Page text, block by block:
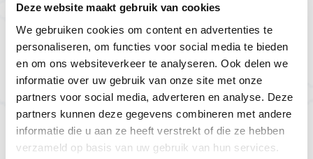
Deze website maakt gebruik van cookies
We gebruiken cookies om content en advertenties te
personaliseren, om functies voor social media te bieden
en om ons websiteverkeer te analyseren. Ook delen we
informatie over uw gebruik van onze site met onze
partners voor social media, adverteren en analyse. Deze
partners kunnen deze gegevens combineren met andere
informatie die u aan ze heeft verstrekt of die ze hebben
verzameld op basis van uw gebruik van hun services.
Het uitvoeren of – begeleiden van
luchtdichtheidsmetingen en thermografische
opnamen
Functie-eisen:
Certificaat EP-W(d) of EP-U(d)
MBO/HBO denk- en werkniveau
Goede communicatieve – en sociale